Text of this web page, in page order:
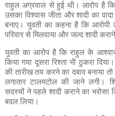
राहुल अग्रवाल से हुई थी। आरोप है
उसका विश्वास जीता और शादी का
बनाए। युवती का कहना है कि
परिवार से मिलवाया और जल्द शादी
युवती का आरोप है कि राहुल के
किया गया दूसरा रिश्ता भी ठुकरा
की तारीख तय करने का दबाव बनाया
लगातार टालमटोल की जाने लगी।
सदस्यों ने पहले शादी कराने का
बदल लिया।